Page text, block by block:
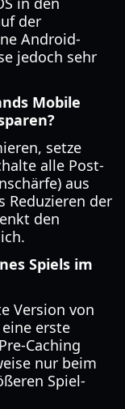
der
Android-
jedoch sehr
Mobile
setze
alle Post-
aus
Reduzieren der
den
Spiels im
Version von
erste
Caching
nur beim
Spiel-